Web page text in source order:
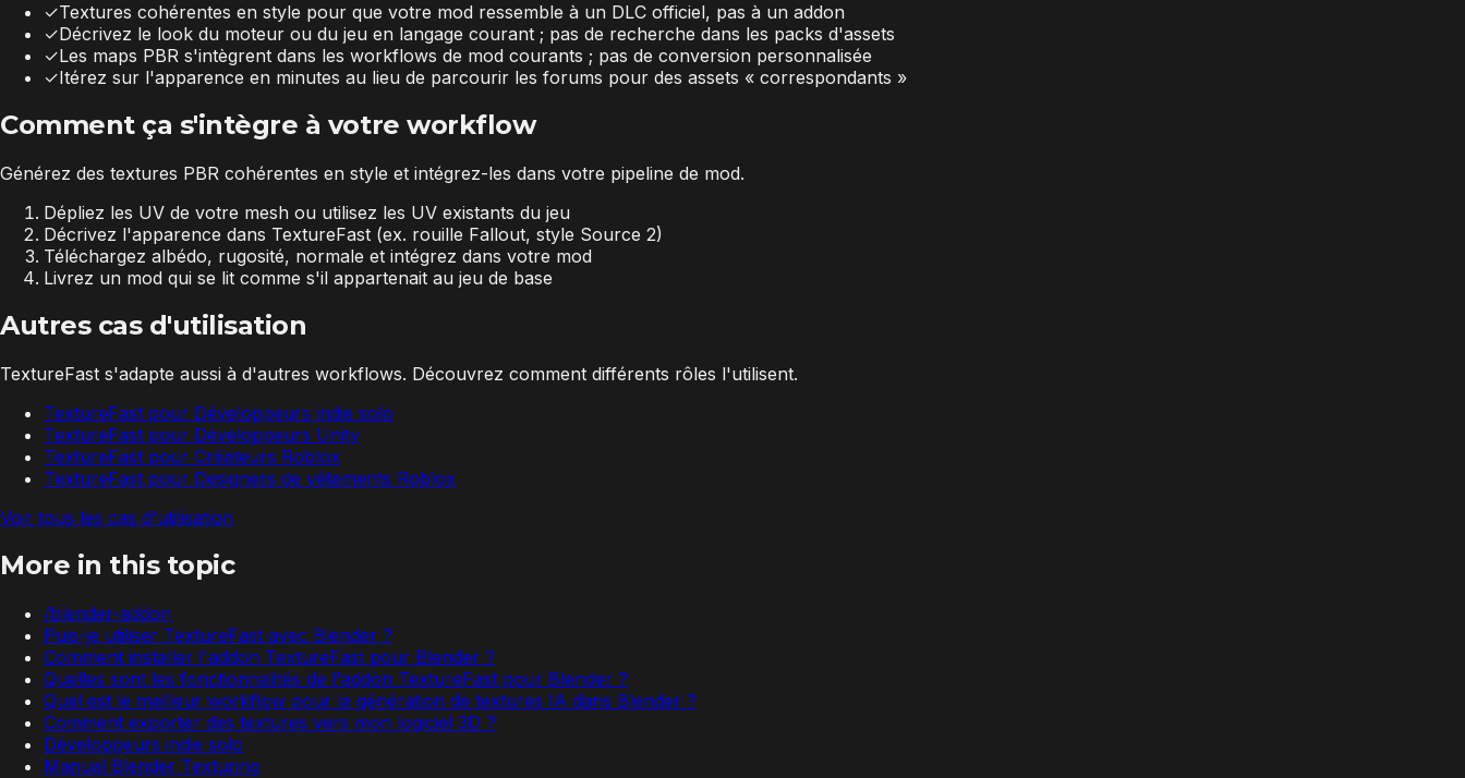
✓Textures cohérentes en style pour que votre mod ressemble à un DLC officiel, pas à un addon
✓Décrivez le look du moteur ou du jeu en langage courant ; pas de recherche dans les packs d'assets
✓Les maps PBR s'intègrent dans les workflows de mod courants ; pas de conversion personnalisée
✓Itérez sur l'apparence en minutes au lieu de parcourir les forums pour des assets « correspondants »
Comment ça s'intègre à votre workflow
Générez des textures PBR cohérentes en style et intégrez-les dans votre pipeline de mod.
Dépliez les UV de votre mesh ou utilisez les UV existants du jeu
Décrivez l'apparence dans TextureFast (ex. rouille Fallout, style Source 2)
Téléchargez albédo, rugosité, normale et intégrez dans votre mod
Livrez un mod qui se lit comme s'il appartenait au jeu de base
Autres cas d'utilisation
TextureFast s'adapte aussi à d'autres workflows. Découvrez comment différents rôles l'utilisent.
TextureFast pour Développeurs indie solo
TextureFast pour Développeurs Unity
TextureFast pour Créateurs Roblox
TextureFast pour Designers de vêtements Roblox
Voir tous les cas d'utilisation
More in this topic
/blender-addon
Puis-je utiliser TextureFast avec Blender ?
Comment installer l'addon TextureFast pour Blender ?
Quelles sont les fonctionnalités de l'addon TextureFast pour Blender ?
Quel est le meilleur workflow pour la génération de textures IA dans Blender ?
Comment exporter des textures vers mon logiciel 3D ?
Développeurs indie solo
Manual Blender Texturing